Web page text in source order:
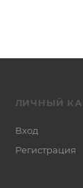
ЛИЧНЫЙ
Вход
Регистрация